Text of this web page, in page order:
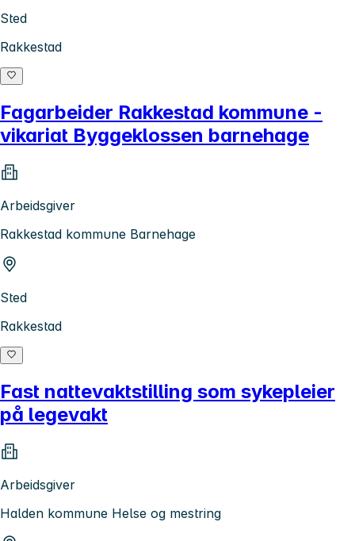
Sted
Rakkestad
Fagarbeider Rakkestad kommune -
vikariat Byggeklossen barnehage
Arbeidsgiver
Rakkestad kommune Barnehage
Sted
Rakkestad
Fast nattevaktstilling som sykepleier
på legevakt
Arbeidsgiver
Halden kommune Helse og mestring